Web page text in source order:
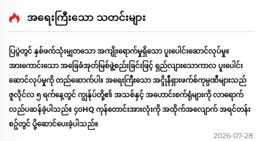
ဟိုတယ်အိပ်ခန်းများအတွက်
အသုံးပြုနိုင်သောထပ်ခါးပါ
များအတွက် အိပ်ယာများ၊
အရေးကြီးသော သတင်းများ
ပြပွဲတွင် နှစ်ဖက်သုံးမျှတသော အကျိုးရောက်မှုရှိသော ပူးပေါင်းဆောင်လုပ်မှု။
အားကောင်းသော အခြေခံအုတ်မြစ်ဖွဲ့စည်းခြင်းဖြင့် ရှည်လျားသောကာလ ပူးပေါင်း
ဆောင်လုပ်မှုကို တည်ဆောက်ပါ။ အရေးကြီးသော အင္ဒိုနီရှားဖက်စ်ကုမ္ပဏီများသည်
ဇူလိုင်လ ၅ ရက်နေ့တွင် ကျွန်ုပ်တို့၏ အသစ်နှင့် အဟောင်းစက်ရုံများကို လာရောက်
လည်ပဆန်ခဲ့ပါသည်။ ၄၀HQ ကုန်တောင်းအားလုံးကို အထိုက်အလျောက် အရင်တန်း
စဥ်တွင် ပို့ဆောင်ပေးခဲ့ပါသည်။
2026-07-28